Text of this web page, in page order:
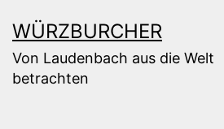
Inhalt
springen
WÜRZBURCHER
Von Laudenbach aus die Welt
betrachten